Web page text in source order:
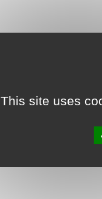
This site uses